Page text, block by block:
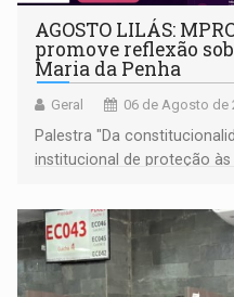
AGOSTO LILÁS:
promove reflexão
Maria da Penha
Geral 06 de Agosto de
Palestra "Da
institucional de proteção
Goiás